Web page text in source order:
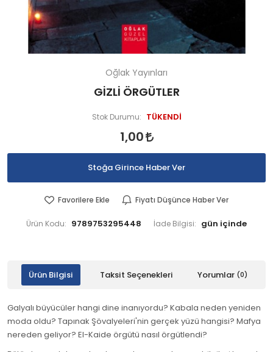
Oğlak Yayınları
GİZLİ ÖRGÜTLER
Stok Durumu: TÜKENDİ
1,00
Stoğa Girince Haber Ver
Favorilere Ekle Fiyatı Düşünce Haber Ver
Ürün Kodu: 9789753295448 İade Bilgisi:
Ürün Bilgisi Taksit Seçenekleri Yorumlar (0)
Galyalı büyücüler hangi dine inanıyordu? Kabala neden yeniden
moda oldu? Tapınak Şövalyeleri'nin gerçek yüzü hangisi? Mafya
nereden geliyor? El-Kaide örgütü nasıl örgütlendi?